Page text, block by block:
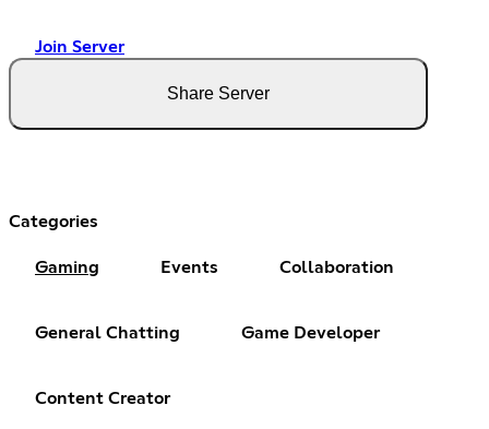
Join Server
Share Server
Categories
Gaming Events Collaboration
General Chatting Game Developer
Content Creator